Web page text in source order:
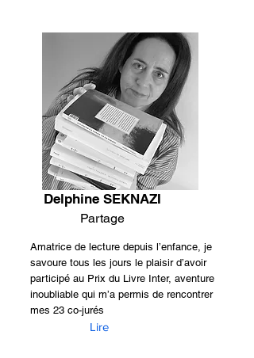
Delphine SEKNAZI
Partage
Amatrice de lecture depuis l’enfance, je
savoure tous les jours le plaisir d’avoir
participé au Prix du Livre Inter, aventure
inoubliable qui m’a permis de rencontrer
mes 23 co-jurés
Lire